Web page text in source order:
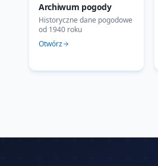
Archiwum pogody
Historyczne dane pogodowe
od 1940 roku
Otwórz